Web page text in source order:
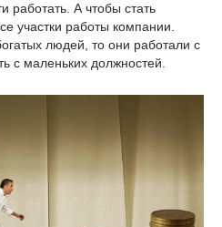
работать. А чтобы стать
участки работы компании.
людей, то они работали с
с маленьких должностей.